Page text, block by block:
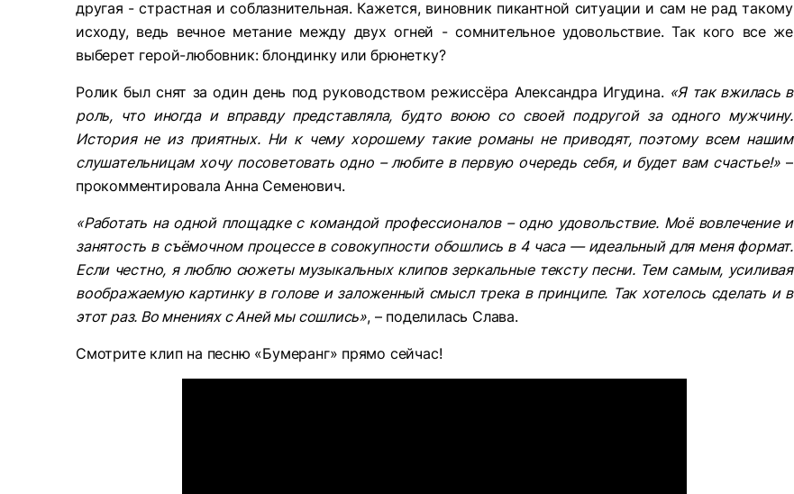
другая - страстная и соблазнительная. Кажется, виновник пикантной ситуации и сам не рад такому
исходу, ведь вечное метание между двух огней - сомнительное удовольствие. Так кого все же
выберет герой-любовник: блондинку или брюнетку?
Ролик был снят за один день под руководством режиссёра Александра Игудина. «Я так вжилась в
роль, что иногда и вправду представляла, будто воюю со своей подругой за одного мужчину.
История не из приятных. Ни к чему хорошему такие романы не приводят, поэтому всем нашим
слушательницам хочу посоветовать одно – любите в первую очередь себя, и будет вам счастье!»–
прокомментировала Анна Семенович.
«Работать на одной площадке с командой профессионалов – одно удовольствие. Моё вовлечение и
занятость в съёмочном процессе в совокупности обошлись в 4 часа — идеальный для меня формат.
Если честно, я люблю сюжеты музыкальных клипов зеркальные тексту песни. Тем самым, усиливая
воображаемую картинку в голове и заложенный смысл трека в принципе. Так хотелось сделать и в
этот раз. Во мнениях с Аней мы сошлись», – поделилась Слава.
Смотрите клип на песню «Бумеранг» прямо сейчас!